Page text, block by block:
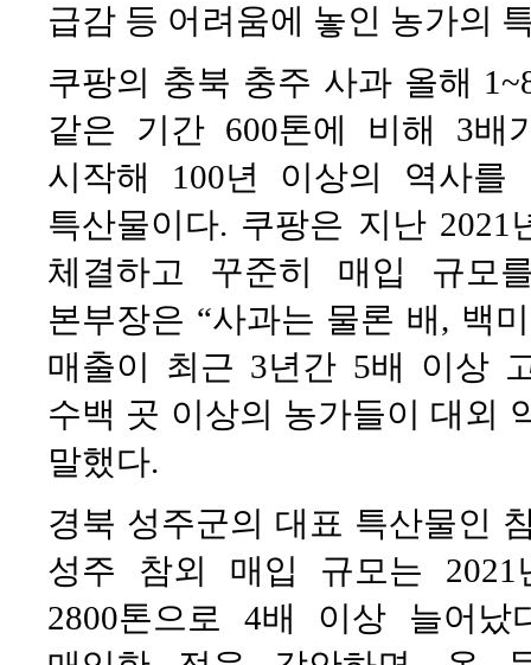
급감 등 어려움에 놓인 농가의
쿠팡의 충북 충주 사과 올해
같은 기간 600톤에 비해 3배
시작해 100년 이상의 역사
특산물이다. 쿠팡은 지난
체결하고 꾸준히 매입 규모
본부장은 “사과는 물론 배, 백
매출이 최근 3년간 5배 이상
수백 곳 이상의 농가들이 대외
말했다.
경북 성주군의 대표 특산물인
성주 참외 매입 규모는
2800톤으로 4배 이상 늘어